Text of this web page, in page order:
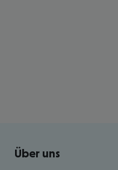
Footer navigation
Über uns